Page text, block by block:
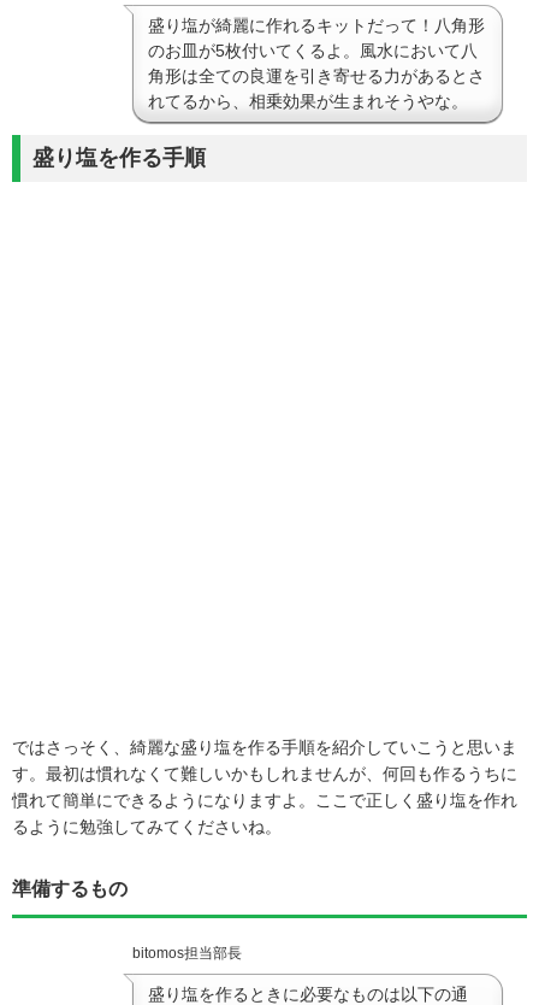
盛り塩が綺麗に作れるキットだって！八角形
のお皿が5枚付いてくるよ。風水において八
角形は全ての良運を引き寄せる力があるとさ
れてるから、相乗効果が生まれそうやな。
盛り塩を作る手順
ではさっそく、綺麗な盛り塩を作る手順を紹介していこうと思いま
す。最初は慣れなくて難しいかもしれませんが、何回も作るうちに
慣れて簡単にできるようになりますよ。ここで正しく盛り塩を作れ
るように勉強してみてくださいね。
準備するもの
bitomos担当部長
盛り塩を作るときに必要なものは以下の通